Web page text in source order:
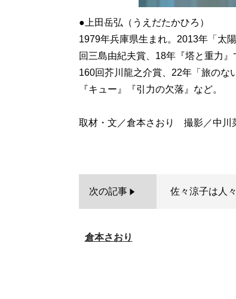
●上田岳弘（うえだたかひろ）
1979年兵庫県生まれ。2013年「太
回三島由紀夫賞、18年『塔と重力
160回芥川龍之介賞、22年「旅のな
『キュー』『引力の欠落』など。
取材・文／倉本さおり 撮影／中川
次の記事 佐々涼子は人
倉本さおり